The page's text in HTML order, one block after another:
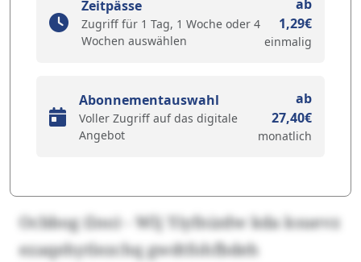
Zeitpässe
Zugriff für 1 Tag, 1 Woche oder 4
Wochen auswählen
ab
1,29€
einmalig
Abonnementauswahl
Voller Zugriff auf das digitale
Angebot
ab
27,40€
monatlich
Ocbbog (lno) - Wlj Yiyfnizdw kda ksuevz
ezaqehytlezchq gwdtfohfbdeh